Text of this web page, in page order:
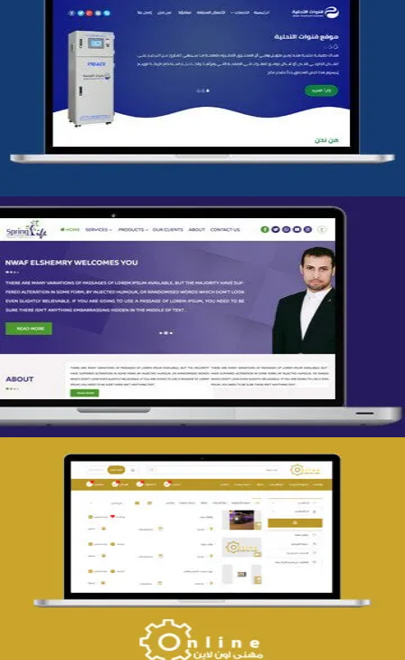
شركة قنوات التحليه
التفاصيل
تصميم spring life
تصميم حراج مهنى
التفاصيل